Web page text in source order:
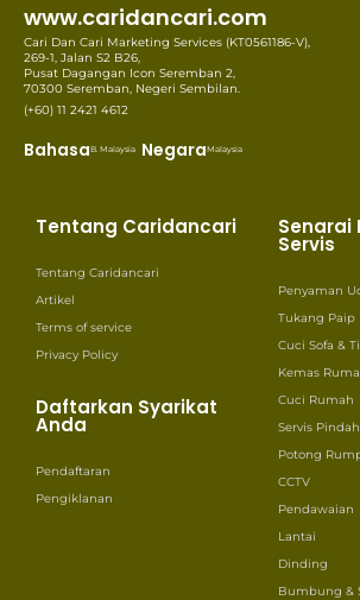
www.caridancari.com
Cari Dan Cari Marketing Services (KT0561186-V),
269-1, Jalan S2 B26,
Pusat Dagangan Icon Seremban 2,
70300 Seremban, Negeri Sembilan.
(+60) 11 2421 4612
BahasaB. Malaysia NegaraMalaysia
Tentang Caridancari
Tentang Caridancari
Artikel
Terms of service
Privacy Policy
Daftarkan Syarikat
Anda
Pendaftaran
Pengiklanan
Senarai
Servis
Penyaman
Tukang Paip
Cuci Sofa &
Kemas
Cuci Rumah
Servis Pindah
Potong
CCTV
Pendawaian
Lantai
Dinding
Bumbung &